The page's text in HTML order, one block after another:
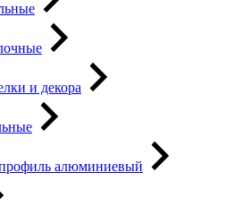
и декора
алюминиевый